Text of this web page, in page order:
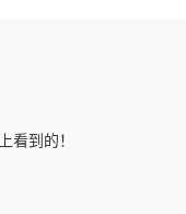
看到的！